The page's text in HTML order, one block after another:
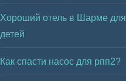
Хороший отель в Шарме для
детей
Как спасти насос для рпп2?